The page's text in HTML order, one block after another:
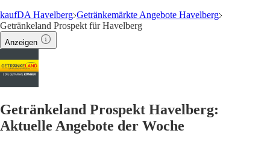
kaufDA Havelberg Getränkemärkte Angebote Havelberg
Getränkeland Prospekt für Havelberg
Anzeigen
Getränkeland Prospekt Havelberg:
Aktuelle Angebote der Woche